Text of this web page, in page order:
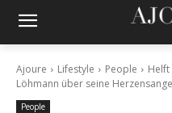
Ajoure Lifestyle People
Helft
Löhmann über seine
People